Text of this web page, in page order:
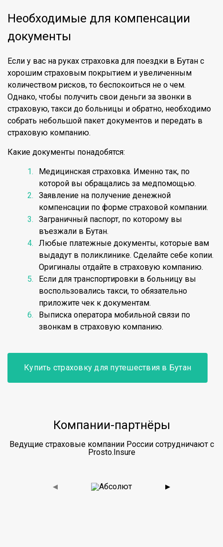
Необходимые для компенсации
документы
Если у вас на руках страховка для поездки в Бутан с
хорошим страховым покрытием и увеличенным
количеством рисков, то беспокоиться не о чем.
Однако, чтобы получить свои деньги за звонки в
страховую, такси до больницы и обратно, необходимо
собрать небольшой пакет документов и передать в
страховую компанию.
Какие документы понадобятся:
Медицинская страховка. Именно так, по
которой вы обращались за медпомощью.
Заявление на получение денежной
компенсации по форме страховой компании.
Заграничный паспорт, по которому вы
въезжали в Бутан.
Любые платежные документы, которые вам
выдадут в поликлинике. Сделайте себе копии.
Оригиналы отдайте в страховую компанию.
Если для транспортировки в больницу вы
воспользовались такси, то обязательно
приложите чек к документам.
Выписка оператора мобильной связи по
звонкам в страховую компанию.
Купить страховку для путешествия в Бутан
Компании-партнёры
Ведущие страховые компании России сотрудничают с
Prosto.Insure
◀ ▶